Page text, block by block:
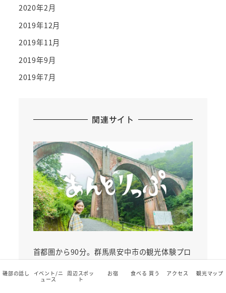
2020年2月
2019年12月
2019年11月
2019年9月
2019年7月
関連サイト
首都圏から90分。群馬県安中市の観光体験プロ
磯部の話し
イベント/ニ
ュース
周辺スポッ
ト
お宿 食べる 買う アクセス 観光マップ